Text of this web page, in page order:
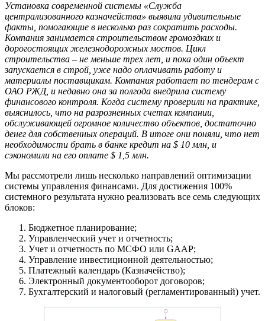
Установка современной системы «Служба
централизованного казначейства» выявила удивительные
факты, помогающие в несколько раз сократить расходы.
Компания занимается строительством громоздких и
дорогостоящих железнодорожных мостов. Цикл
строительства – не меньше трех лет, и пока один объект
запускается в строй, уже надо оплачивать работу и
материалы поставщикам. Компания работает по тендерам с
ОАО РЖД, и недавно она за полгода внедрила систему
финансового контроля. Когда систему проверили на практике,
выяснилось, что на разрозненных счетах компании,
обслуживающей огромное количество объектов, достаточно
денег для собственных операций. В итоге они поняли, что нет
необходимости брать в банке кредит на $ 10 млн, и
сэкономили на его оплате $ 1,5 млн.
Мы рассмотрели лишь несколько направлений оптимизации
системы управления финансами. Для достижения 100%
системного результата нужно реализовать все семь следующих
блоков:
Бюджетное планирование;
Управленческий учет и отчетность;
Учет и отчетность по МСФО или GAAP;
Управление инвестиционной деятельностью;
Платежный календарь (Казначейство);
Электронный документооборот договоров;
Бухгалтерский и налоговый (регламентированный) учет.